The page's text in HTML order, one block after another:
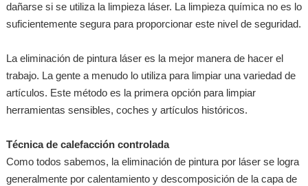
dañarse si se utiliza la limpieza láser. La limpieza química no es lo
suficientemente segura para proporcionar este nivel de seguridad.
La eliminación de pintura láser es la mejor manera de hacer el
trabajo. La gente a menudo lo utiliza para limpiar una variedad de
artículos. Este método es la primera opción para limpiar
herramientas sensibles, coches y artículos históricos.
Técnica de calefacción controlada
Como todos sabemos, la eliminación de pintura por láser se logra
generalmente por calentamiento y descomposición de la capa de